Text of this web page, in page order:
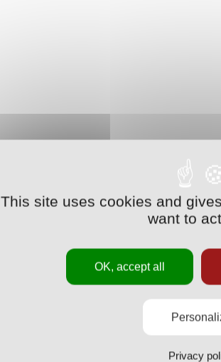
This site uses cookies and
want to
OK, accept all
Privacy